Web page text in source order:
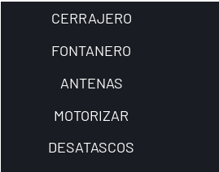
CERRAJERO
FONTANERO
ANTENAS
MOTORIZAR
DESATASCOS